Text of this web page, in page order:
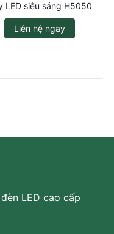
LED siêu sáng H5050
Liên hệ ngay
LED cao cấp